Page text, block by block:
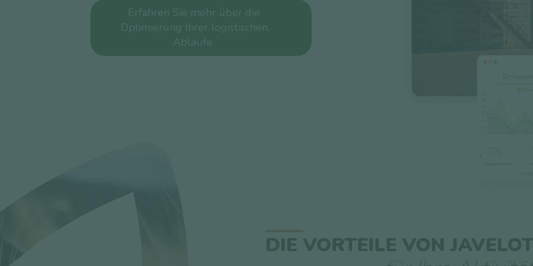
Erfahren Sie mehr über die
Optimierung Ihrer logistischen
Abläufe
DIE VORTEILE VON